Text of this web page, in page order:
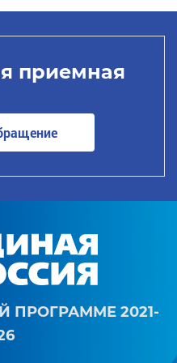
приемная
ПРОГРАММЕ 2021-